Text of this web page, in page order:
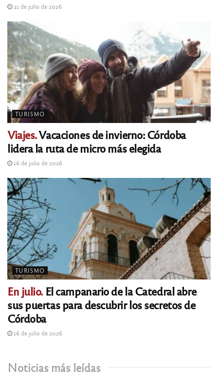
21 de julio de 2026
TURISMO
Viajes.Vacaciones de invierno: Córdoba
lidera la ruta de micro más elegida
16 de julio de 2026
TURISMO
En julio. El campanario de la Catedral abre
sus puertas para descubrir los secretos de
Córdoba
16 de julio de 2026
Noticias más leídas